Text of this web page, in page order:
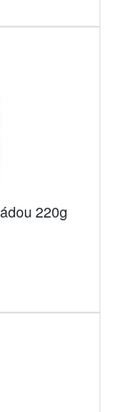
220g